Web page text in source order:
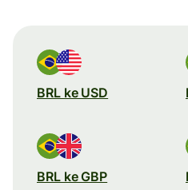
BRL ke USD
BRL ke GBP